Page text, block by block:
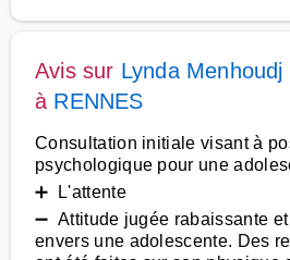
Avis sur Lynda Menhoudj
à RENNES
Consultation initiale visant à
psychologique pour une
➕ L'attente
➖ Attitude jugée rabaissante
envers une adolescente. Des